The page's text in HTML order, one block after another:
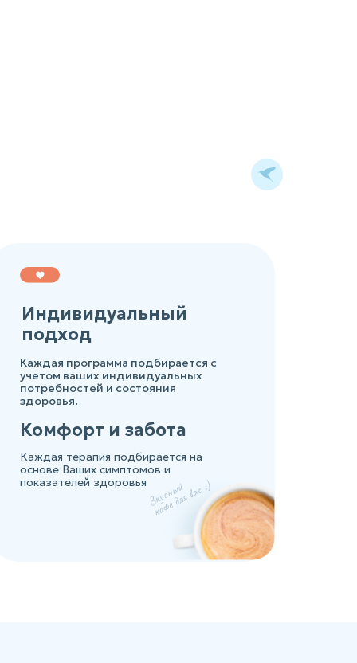
Индивидуальный
подход
Каждая программа подбирается с
учетом ваших индивидуальных
потребностей и состояния
здоровья.
Комфорт и забота
Каждая терапия подбирается на
основе Ваших симптомов и
показателей здоровья